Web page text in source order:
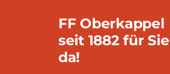
FF Oberkappel
seit 1882 für Sie
da!